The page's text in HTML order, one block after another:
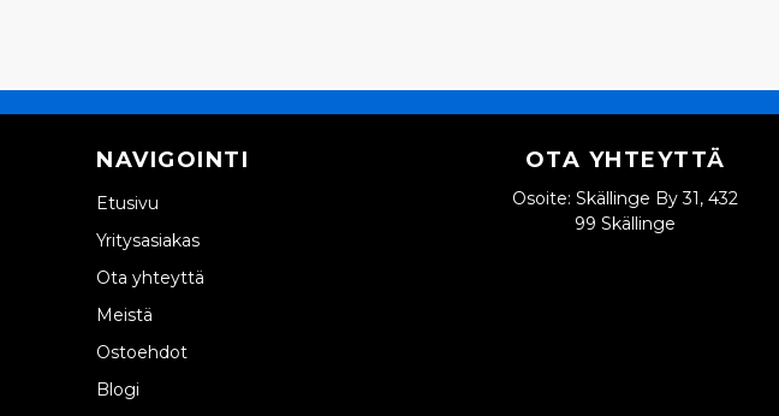
NAVIGOINTI
Etusivu
Yritysasiakas
Ota yhteyttä
Meistä
Ostoehdot
Blogi
OTA YHTEYTTÄ
Osoite: Skällinge By 31, 432
99 Skällinge